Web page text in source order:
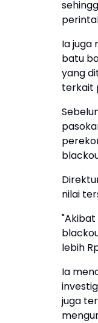
Ia juga
batu
yang
terkait
nilai
lebih
Ia
juga